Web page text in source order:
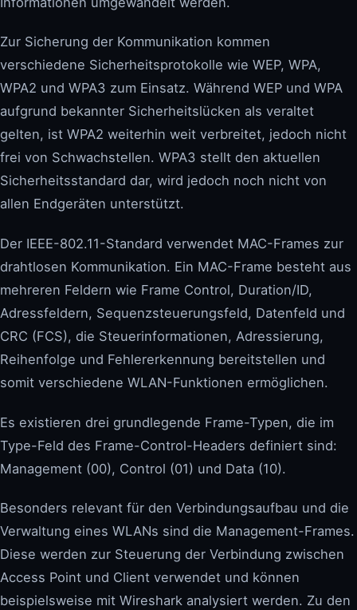
Zur Sicherung der Kommunikation kommen
verschiedene Sicherheitsprotokolle wie WEP, WPA,
WPA2 und WPA3 zum Einsatz. Während WEP und WPA
aufgrund bekannter Sicherheitslücken als veraltet
gelten, ist WPA2 weiterhin weit verbreitet, jedoch nicht
frei von Schwachstellen. WPA3 stellt den aktuellen
Sicherheitsstandard dar, wird jedoch noch nicht von
allen Endgeräten unterstützt.
Der IEEE-802.11-Standard verwendet MAC-Frames zur
drahtlosen Kommunikation. Ein MAC-Frame besteht aus
mehreren Feldern wie Frame Control, Duration/ID,
Adressfeldern, Sequenzsteuerungsfeld, Datenfeld und
CRC (FCS), die Steuerinformationen, Adressierung,
Reihenfolge und Fehlererkennung bereitstellen und
somit verschiedene WLAN-Funktionen ermöglichen.
Es existieren drei grundlegende Frame-Typen, die im
Type-Feld des Frame-Control-Headers definiert sind:
Management (00), Control (01) und Data (10).
Besonders relevant für den Verbindungsaufbau und die
Verwaltung eines WLANs sind die Management-Frames.
Diese werden zur Steuerung der Verbindung zwischen
Access Point und Client verwendet und können
beispielsweise mit Wireshark analysiert werden. Zu den